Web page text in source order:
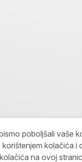
poboljšali vaše
kolačića i
na ovoj